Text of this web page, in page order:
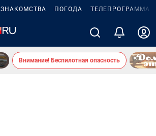
ЗНАКОМСТВА ПОГОДА ТЕЛЕПРОГРАММА
Внимание! Беспилотная опасность